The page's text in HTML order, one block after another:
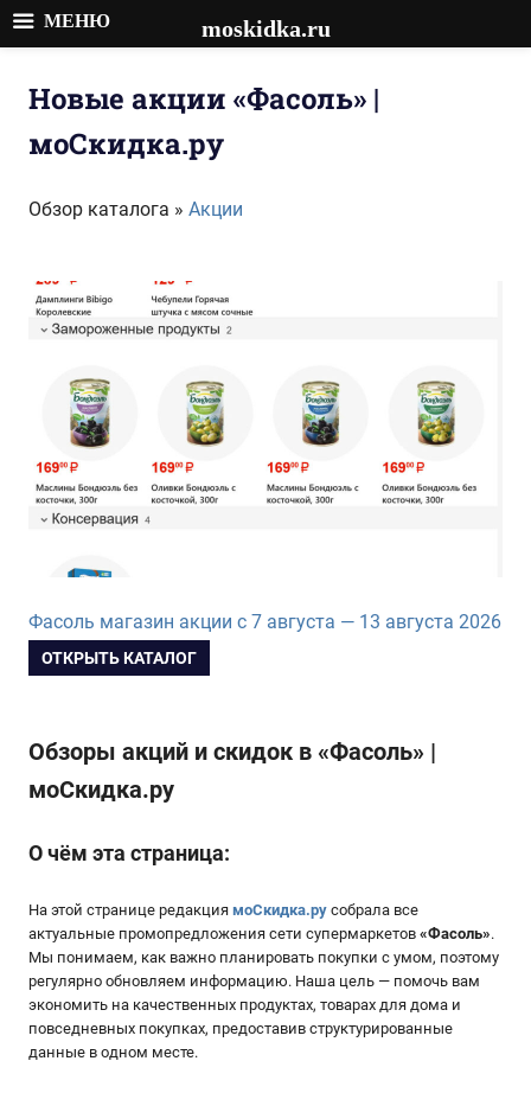
Новые акции «Фасоль» |
моСкидка.ру
Обзор каталога » Акции
Фасоль магазин акции с 7 августа — 13 августа 2026
ОТКРЫТЬ КАТАЛОГ
Обзоры акций и скидок в «Фасоль» |
моСкидка.ру
О чём эта страница:
На этой странице редакция моСкидка.ру собрала все
актуальные промопредложения сети супермаркетов «Фасоль».
Мы понимаем, как важно планировать покупки с умом, поэтому
регулярно обновляем информацию. Наша цель — помочь вам
экономить на качественных продуктах, товарах для дома и
повседневных покупках, предоставив структурированные
данные в одном месте.
МЕНЮ moskidka.ru